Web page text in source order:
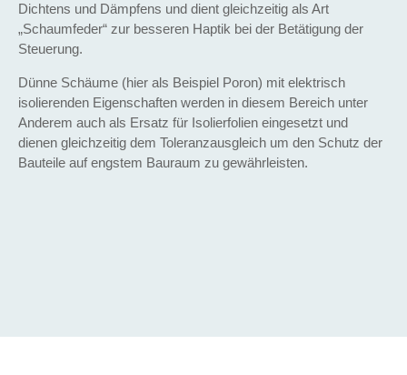
Dichtens und Dämpfens und dient gleichzeitig als Art
„Schaumfeder“ zur besseren Haptik bei der Betätigung der
Steuerung.
Dünne Schäume (hier als Beispiel Poron) mit elektrisch
isolierenden Eigenschaften werden in diesem Bereich unter
Anderem auch als Ersatz für Isolierfolien eingesetzt und
dienen gleichzeitig dem Toleranzausgleich um den Schutz der
Bauteile auf engstem Bauraum zu gewährleisten.